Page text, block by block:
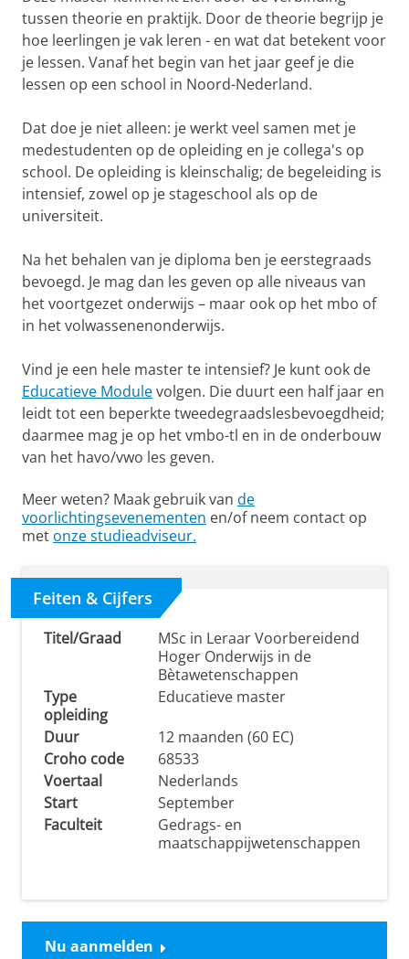
tussen theorie en praktijk. Door de theorie begrijp je
hoe leerlingen je vak leren - en wat dat betekent voor
je lessen. Vanaf het begin van het jaar geef je die
lessen op een school in Noord-Nederland.
Dat doe je niet alleen: je werkt veel samen met je
medestudenten op de opleiding en je collega's op
school. De opleiding is kleinschalig; de begeleiding is
intensief, zowel op je stageschool als op de
universiteit.
Na het behalen van je diploma ben je eerstegraads
bevoegd. Je mag dan les geven op alle niveaus van
het voortgezet onderwijs – maar ook op het mbo of
in het volwassenenonderwijs.
Vind je een hele master te intensief? Je kunt ook de
Educatieve Modulevolgen. Die duurt een half jaar en
leidt tot een beperkte tweedegraadslesbevoegdheid;
daarmee mag je op het vmbo-tl en in de onderbouw
van het havo/vwo les geven.
Meer weten? Maak gebruik van de
voorlichtingsevenementen en/of neem contact op
met onze studieadviseur.
Feiten & Cijfers
Titel/Graad
MSc in Leraar Voorbereidend
Hoger Onderwijs in de
Bètawetenschappen
Type
opleiding
Educatieve master
Duur
12 maanden (60 EC)
Croho code
68533
Voertaal
Nederlands
Start
September
Faculteit
Gedrags- en
maatschappijwetenschappen
Nu aanmelden